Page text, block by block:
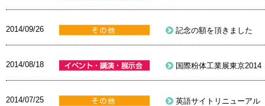
2014/09/26 記念の額を頂きました
2014/08/18 国際粉体工業展東京2014
2014/07/25 英語サイトリニューアル